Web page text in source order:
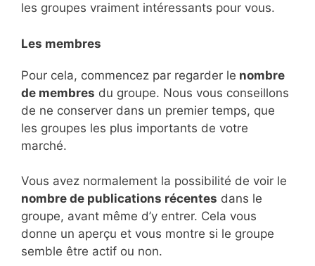
les groupes vraiment intéressants pour vous.
Les membres
Pour cela, commencez par regarder le nombre
de membres du groupe. Nous vous conseillons
de ne conserver dans un premier temps, que
les groupes les plus importants de votre
marché.
Vous avez normalement la possibilité de voir le
nombre de publications récentes dans le
groupe, avant même d’y entrer. Cela vous
donne un aperçu et vous montre si le groupe
semble être actif ou non.